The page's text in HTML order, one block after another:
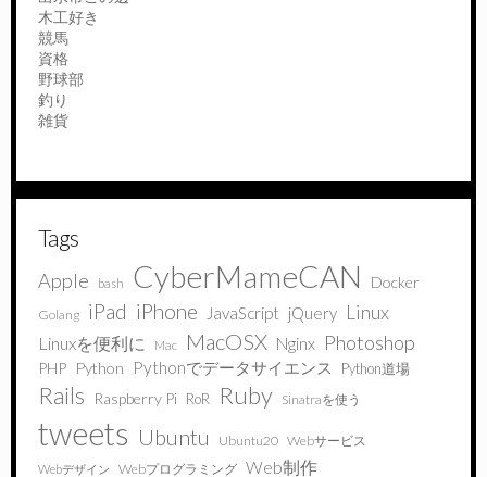
木工好き
競馬
資格
野球部
釣り
雑貨
Tags
Apple bash CyberMameCAN Docker
Golang iPad iPhone JavaScript jQuery Linux
Linuxを便利に Mac MacOSX Nginx Photoshop
PHP Python Pythonでデータサイエンス Python道場
Rails Raspberry Pi RoR Ruby Sinatraを使う
tweets Ubuntu Ubuntu20 Webサービス
Webデザイン Webプログラミング Web制作